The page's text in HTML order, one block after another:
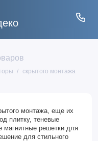
скрытого монтажа
монтажа, еще их
плитку, теневые
магнитные решетки для
для стильного